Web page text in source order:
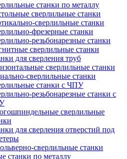
станки по металлу
сверлильные станки
сверлильные станки
фрезерные станки
резьбонарезные станки
сверлильные станки
для сверления труб
сверлильные станки
сверлильные станки
станки с ЧПУ
резьбонарезные станки с
сверлильные
для сверления отверстий под
сверлильные станки
станки по металлу